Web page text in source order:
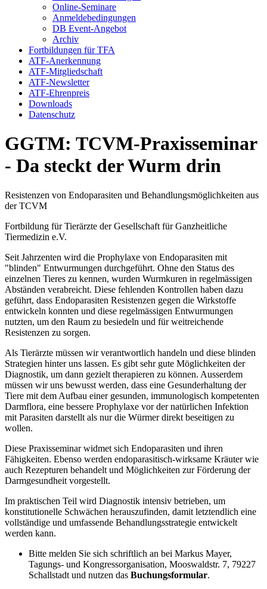
Online-Seminare
Anmeldebedingungen
DB Event-Angebot
Archiv
Fortbildungen für TFA
ATF-Anerkennung
ATF-Mitgliedschaft
ATF-Newsletter
ATF-Ehrenpreis
Downloads
Datenschutz
GGTM: TCVM-Praxisseminar
- Da steckt der Wurm drin
Resistenzen von Endoparasiten und Behandlungsmöglichkeiten aus
der TCVM
Fortbildung für Tierärzte der Gesellschaft für Ganzheitliche
Tiermedizin e.V.
Seit Jahrzenten wird die Prophylaxe von Endoparasiten mit
"blinden" Entwurmungen durchgeführt. Ohne den Status des
einzelnen Tieres zu kennen, wurden Wurmkuren in regelmässigen
Abständen verabreicht. Diese fehlenden Kontrollen haben dazu
geführt, dass Endoparasiten Resistenzen gegen die Wirkstoffe
entwickeln konnten und diese regelmässigen Entwurmungen
nutzten, um den Raum zu besiedeln und für weitreichende
Resistenzen zu sorgen.
Als Tierärzte müssen wir verantwortlich handeln und diese blinden
Strategien hinter uns lassen. Es gibt sehr gute Möglichkeiten der
Diagnostik, um dann gezielt therapieren zu können. Ausserdem
müssen wir uns bewusst werden, dass eine Gesunderhaltung der
Tiere mit dem Aufbau einer gesunden, immunologisch kompetenten
Darmflora, eine bessere Prophylaxe vor der natürlichen Infektion
mit Parasiten darstellt als nur die Würmer direkt beseitigen zu
wollen.
Diese Praxisseminar widmet sich Endoparasiten und ihren
Fähigkeiten. Ebenso werden endoparasitisch-wirksame Kräuter wie
auch Rezepturen behandelt und Möglichkeiten zur Förderung der
Darmgesundheit vorgestellt.
Im praktischen Teil wird Diagnostik intensiv betrieben, um
konstitutionelle Schwächen herauszufinden, damit letztendlich eine
vollständige und umfassende Behandlungsstrategie entwickelt
werden kann.
Bitte melden Sie sich schriftlich an bei Markus Mayer,
Tagungs- und Kongressorganisation, Mooswaldstr. 7, 79227
Schallstadt und nutzen das Buchungsformular.